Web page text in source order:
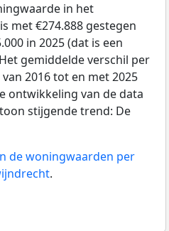
in het
met €274.888 gestegen
in 2025 (dat is een
gemiddelde verschil per
2016 tot en met 2025
ontwikkeling van de data
stijgende trend: De
de woningwaarden per
.